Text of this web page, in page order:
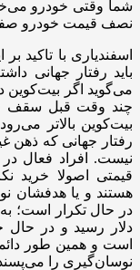
نصف قیمت خودرو صفر
اسفندیاری با تاکید
باید رفتار جهانی
چند وقت قبل سقف
بیت‌کوین بالاتر
رفتار جهانی که ذهن
نیست. افراد فعال
قیمتی اصولا خرید
هستند و یا هدفشان
است و همین طور
نوسان‌گیری را